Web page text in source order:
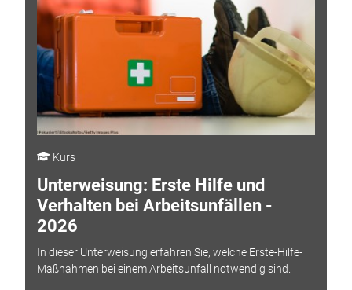
Kurs
Unterweisung: Erste Hilfe und
Verhalten bei Arbeitsunfällen -
2026
In dieser Unterweisung erfahren Sie, welche Erste-Hilfe-
Maßnahmen bei einem Arbeitsunfall notwendig sind.